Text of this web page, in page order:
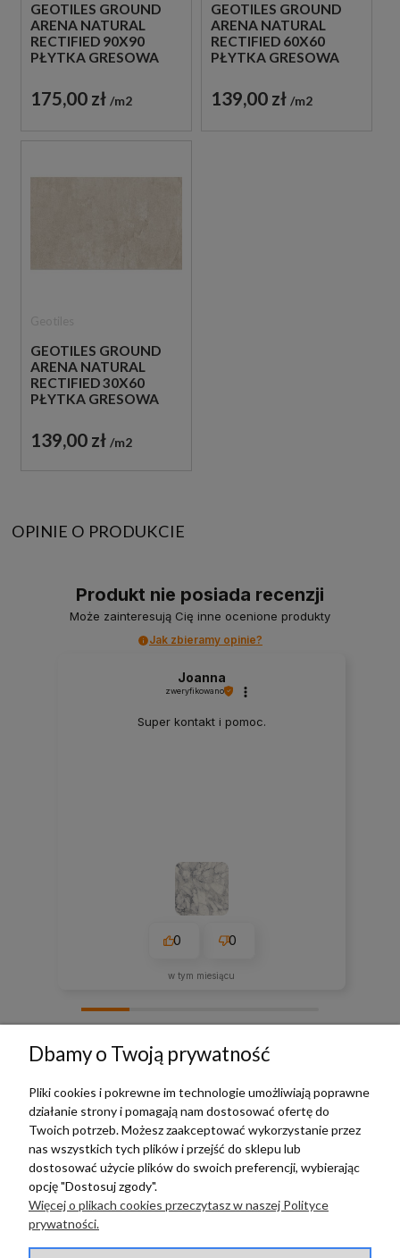
GEOTILES GROUND
ARENA NATURAL
RECTIFIED 90X90
PŁYTKA GRESOWA
175,00 zł m2
GEOTILES GROUND
ARENA NATURAL
RECTIFIED 60X60
PŁYTKA GRESOWA
139,00 zł m2
GEOTILES GROUND
ARENA NATURAL
RECTIFIED 30X60
PŁYTKA GRESOWA
139,00 zł m2
OPINIE O PRODUKCIE
Produkt nie posiada recenzji
Może zainteresują Cię inne ocenione produkty
Jak zbieramy opinie?
Joanna
zweryfikowano
Super kontakt i pomoc.
0 0
w tym miesiącu
TERRADECO
BAZA WIEDZY
PŁATNOŚCI I DOSTAWA
Dbamy o Twoją prywatność
Pliki cookies i pokrewne im technologie umożliwiają poprawne
działanie strony i pomagają nam dostosować ofertę do
Twoich potrzeb. Możesz zaakceptować wykorzystanie przez
nas wszystkich tych plików i przejść do sklepu lub
dostosować użycie plików do swoich preferencji, wybierając
opcję "Dostosuj zgody".
Więcej o plikach cookies przeczytasz w naszej Polityce
prywatności.